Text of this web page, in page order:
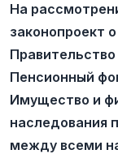
На
законопроект
Пенсионный
Имущество и
наследования
между всеми